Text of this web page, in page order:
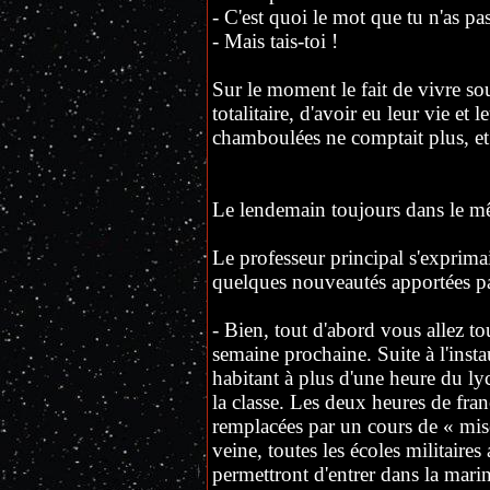
- C'est quoi le mot que tu n'as
- Mais tais-toi !
Sur le moment le fait de vivre
totalitaire, d'avoir eu leur vie et
chamboulées ne comptait plus,
Le lendemain toujours dans le
Le professeur principal
quelques nouveautés apportées
- Bien, tout d'abord vous allez
semaine prochaine. Suite à
habitant à plus d'une heure du
la classe. Les deux heures de
remplacées par un cours de «
veine, toutes les écoles militaires
permettront d'entrer dans la